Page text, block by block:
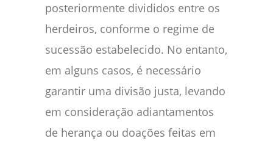
posteriormente divididos entre os
herdeiros, conforme o regime de
sucessão estabelecido. No entanto,
em alguns casos, é necessário
garantir uma divisão justa, levando
em consideração adiantamentos
de herança ou doações feitas em